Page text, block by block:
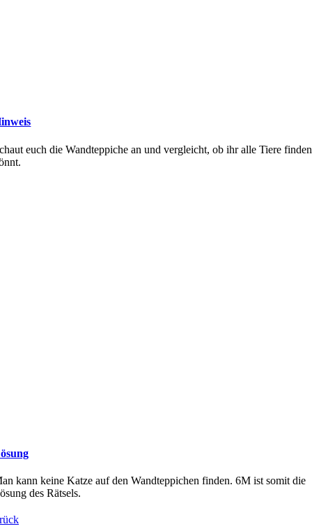
euch die Wandteppiche an und vergleicht, ob ihr alle Tiere finden
kann keine Katze auf den Wandteppichen finden. 6M ist somit die
des Rätsels.